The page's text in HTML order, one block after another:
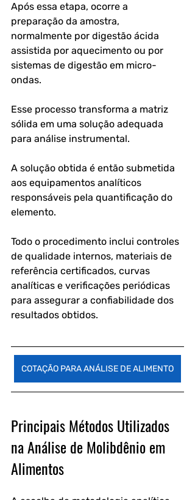
Após essa etapa, ocorre a
preparação da amostra,
normalmente por digestão ácida
assistida por aquecimento ou por
sistemas de digestão em micro-
ondas.
Esse processo transforma a matriz
sólida em uma solução adequada
para análise instrumental.
A solução obtida é então submetida
aos equipamentos analíticos
responsáveis pela quantificação do
elemento.
Todo o procedimento inclui controles
de qualidade internos, materiais de
referência certificados, curvas
analíticas e verificações periódicas
para assegurar a confiabilidade dos
resultados obtidos.
COTAÇÃO PARA ANÁLISE DE ALIMENTO
Principais Métodos Utilizados
na Análise de Molibdênio em
Alimentos